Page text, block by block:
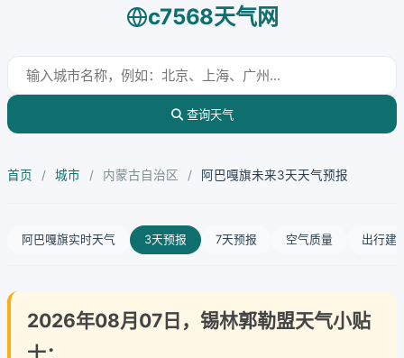
c7568天气网
查询天气
首页 / 城市 / 内蒙古自治区 / 阿巴嘎旗未来3天天气预报
阿巴嘎旗实时天气 3天预报 7天预报 空气质量 出行建
2026年08月07日，锡林郭勒盟天气小贴